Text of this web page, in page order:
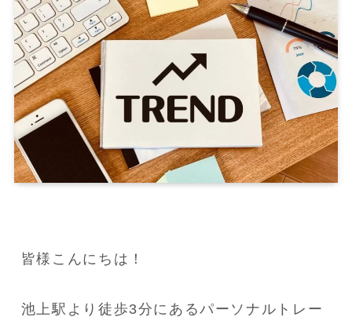
皆様こんにちは！
池上駅より徒歩3分にあるパーソナルトレー